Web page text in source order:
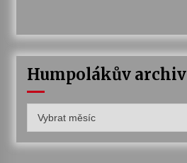
Humpolákův archiv
archiv